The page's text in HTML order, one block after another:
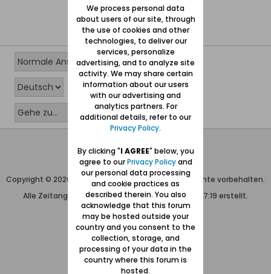
Wolfgang Naujocks MMXXVI
Powered byvBulletin®
Copyright © 2026 MH Sub I, LLC dba vBulletin. Alle Rechte vorbehalten.
Alle Zeitangaben in WEZ+1. Die Seite wurde um 07:19 erstellt.
We process personal data
about users of our site, through
the use of cookies and other
technologies, to deliver our
services, personalize
advertising, and to analyze site
activity. We may share certain
information about our users
with our advertising and
analytics partners. For
additional details, refer to our
Privacy Policy.
By clicking "I AGREE" below, you
agree to ourPrivacy Policyand
our personal data processing
and cookie practices as
described therein. You also
acknowledge that this forum
may be hosted outside your
country and you consent to the
collection, storage, and
processing of your data in the
country where this forum is
hosted.